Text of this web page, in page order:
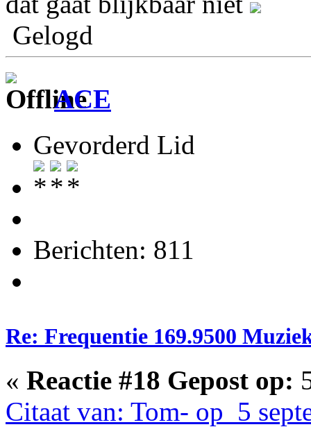
Gelogd
ACE
Gevorderd Lid
Berichten: 811
Re: Frequentie 169.9500
« Reactie #18 Gepost op:
Citaat van: Tom- op 5